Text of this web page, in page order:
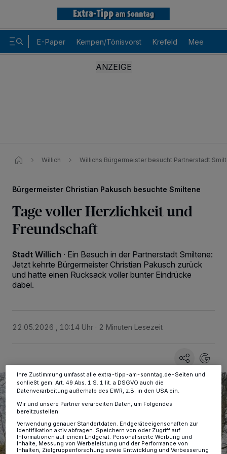
E-Paper Kempen/Tönisvorst Krefeld Meerbusch
Willich Willichs Bürgermeister besucht Partnerstadt
Bürgermeister Christian Pakusch besuchte Smiltene
Tage voller Herzlichkeit und
Freundschaft
Stadt Willich · Ein Besuch in der Partnerstadt Smiltene:
Jetzt kehrte Bürgermeister Christian Pakusch zurück
und hatte einen Rucksack voller bunter Eindrücke
dabei.
22.05.2026 , 10:14 Uhr 2 Minuten Lesezeit
Wir und unsere218 -Partner speichern und greifen auf
personenbezogene Daten wie Browserdaten oder eindeutige
Kennungen auf Ihrem Gerät zu. Durch Auswahl von OK aktivieren Sie
dieses Menü jederzeit wieder aufrufen, um Ihre Einstellungen zu
Ihre Zustimmung umfasst alle extra-tipp-am-sonntag.de-Seiten und
schließt gem. Art. 49 Abs. 1 S. 1 lit. a DSGVO auch die
Datenverarbeitung außerhalb des EWR, z.B. in den USA ein.
Wir und unsere Partner verarbeiten Daten, um Folgendes
bereitzustellen:
Verwendung genauer Standortdaten. Endgeräteeigenschaften zur
Identifikation aktiv abfragen. Speichern von oder Zugriff auf
Informationen auf einem Endgerät. Personalisierte Werbung und
Inhalte, Messung von Werbeleistung und der Performance von
Inhalten, Zielgruppenforschung sowie Entwicklung und Verbesserung